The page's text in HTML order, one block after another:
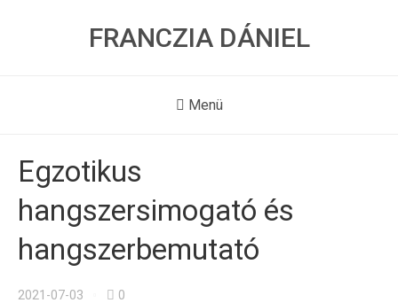
FRANCZIA DÁNIEL
Menü
Egzotikus
hangszersimogató és
hangszerbemutató
2021-07-03 0